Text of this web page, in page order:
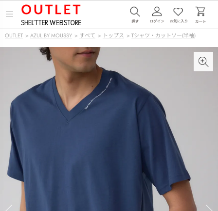
メ
ー
を
OUTLET > AZUL BY MOUSSY > すべて > トップス > Tシャツ・カットソー(半袖)